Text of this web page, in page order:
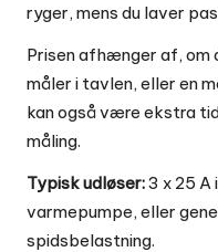
ryger, mens du laver
Prisen afhænger af, om
måler i tavlen, eller en
kan også være ekstra
måling.
Typisk udløser:3 x 25 A
varmepumpe, eller
spidsbelastning.